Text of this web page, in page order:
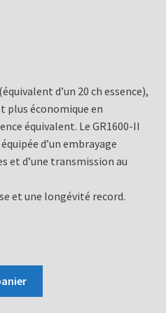
d’un 20 ch essence),
plus économique en
équivalent. Le GR1600-II
d’un embrayage
et d’une transmission au
et une longévité record.